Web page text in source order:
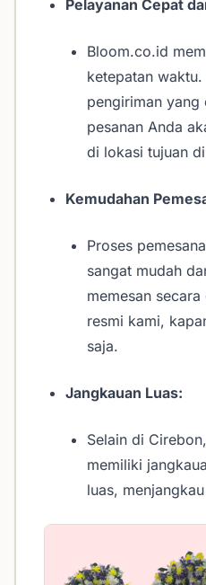
Pelayanan Cepat
Bloom.co.id
ketepatan
pengiriman yang
pesanan Anda
di lokasi tujuan
Kemudahan
Proses
sangat mudah
memesan
resmi kami,
saja.
Jangkauan Luas:
Selain di
memiliki
luas,